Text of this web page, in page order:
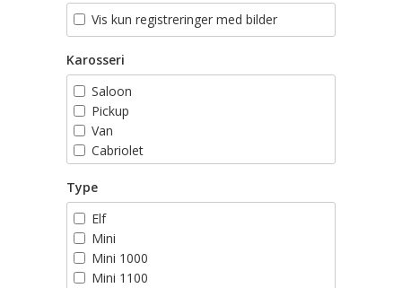
MK7
Vis kun registreringer med bilder
Karosseri
Saloon
Pickup
Van
Cabriolet
Stasjonsvogn
Type
Elf
Mini
Mini 1000
Mini 1100